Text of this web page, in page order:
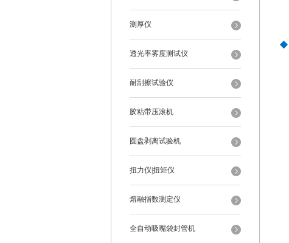
测厚仪
透光率雾度测试仪
耐刮擦试验仪
胶粘带压滚机
圆盘剥离试验机
扭力仪|扭矩仪
熔融指数测定仪
全自动吸嘴袋封管机
◆